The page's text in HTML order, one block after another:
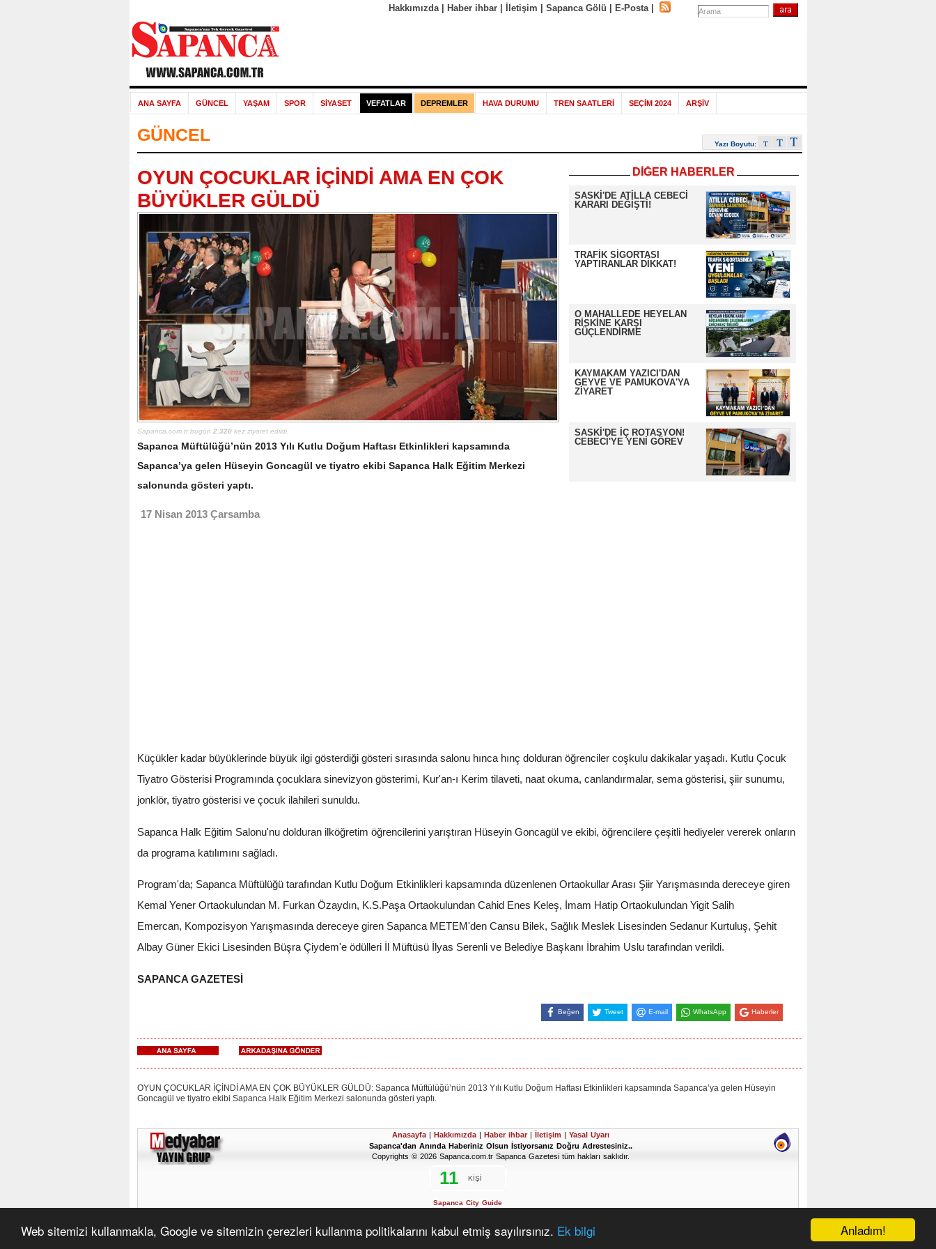
Anladım!
Web sitemizi kullanmakla, Google ve sitemizin çerezleri kullanma politikalarını kabul etmiş sayılırsınız. Ek bilgi
Hakkımızda| Haber ihbar| İletişim Sapanca Gölü E-Posta|
ANA SAYFA GÜNCEL YAŞAM SPOR SİYASET VEFATLAR DEPREMLER HAVA DURUMU TREN SAATLERİ SEÇİM 2024 ARŞİV
GÜNCEL Yazı Boyutu:
DİĞER HABERLER
SASKİ'DE ATİLLA CEBECİ
KARARI DEĞİŞTİ!
TRAFİK SİGORTASI
YAPTIRANLAR DİKKAT!
O MAHALLEDE HEYELAN
RİSKİNE KARŞI
GÜÇLENDİRME
KAYMAKAM YAZICI'DAN
GEYVE VE PAMUKOVA'YA
ZİYARET
SASKİ'DE İÇ ROTASYON!
CEBECİ'YE YENİ GÖREV
OYUN ÇOCUKLAR İÇİNDİ AMA EN ÇOK
BÜYÜKLER GÜLDÜ
Sapanca.com.tr bugün 2.320kez ziyaret edildi.
Sapanca Müftülüğü’nün 2013 Yılı Kutlu Doğum Haftası Etkinlikleri kapsamında
Sapanca’ya gelen Hüseyin Goncagül ve tiyatro ekibi Sapanca Halk Eğitim Merkezi
salonunda gösteri yaptı.
17 Nisan 2013 Çarsamba
Küçükler kadar büyüklerinde büyük ilgi gösterdiği gösteri sırasında salonu hınca hınç dolduran öğrenciler coşkulu dakikalar yaşadı. Kutlu Çocuk
Tiyatro Gösterisi Programında çocuklara sinevizyon gösterimi, Kur'an-ı Kerim tilaveti, naat okuma, canlandırmalar, sema gösterisi, şiir sunumu,
jonklör, tiyatro gösterisi ve çocuk ilahileri sunuldu.
Sapanca Halk Eğitim Salonu'nu dolduran ilköğretim öğrencilerini yarıştıran Hüseyin Goncagül ve ekibi, öğrencilere çeşitli hediyeler vererek onların
da programa katılımını sağladı.
Program'da; Sapanca Müftülüğü tarafından Kutlu Doğum Etkinlikleri kapsamında düzenlenen Ortaokullar Arası Şiir Yarışmasında dereceye giren
Kemal Yener Ortaokulundan M. Furkan Özaydın, K.S.Paşa Ortaokulundan Cahid Enes Keleş, İmam Hatip Ortaokulundan Yigit Salih
Emercan, Kompozisyon Yarışmasında dereceye giren Sapanca METEM'den Cansu Bilek, Sağlık Meslek Lisesinden Sedanur Kurtuluş, Şehit
Albay Güner Ekici Lisesinden Büşra Çiydem'e ödülleri İl Müftüsü İlyas Serenli ve Belediye Başkanı İbrahim Uslu tarafından verildi.
SAPANCA GAZETESİ
Beğen Tweet E-mail WhatsApp Haberler
OYUN ÇOCUKLAR İÇİNDİ AMA EN ÇOK BÜYÜKLER GÜLDÜ: Sapanca Müftülüğü’nün 2013 Yılı Kutlu Doğum Haftası Etkinlikleri kapsamında Sapanca’ya gelen Hüseyin
Goncagül ve tiyatro ekibi Sapanca Halk Eğitim Merkezi salonunda gösteri yaptı.
Anasayfa | Hakkımızda | Haber ihbar | İletişim | Yasal Uyarı
Sapanca'dan Anında Haberiniz Olsun İstiyorsanız Doğru Adrestesiniz..
Copyrights © 2026 Sapanca.com.tr Sapanca Gazetesi tüm hakları saklıdır.
Sapanca City Guide
www.vahitarapoglu.tr